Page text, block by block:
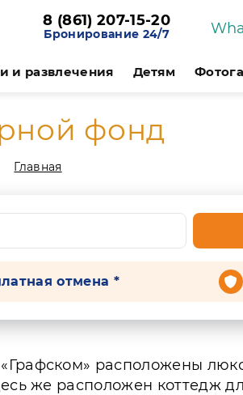
8 (861) 207-15-20
Бронирование 24/7
и развлечения Детям
фонд
Главная
отмена *
расположены
же расположен коттедж